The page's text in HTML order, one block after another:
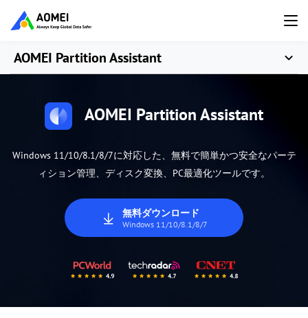
AOMEI Partition Assistant
AOMEI Partition Assistant
Windows 11/10/8.1/8/7に対応した、無料で簡単かつ安全なパーテ
ィション管理、ディスク変換、PC最適化ツールです。
無料ダウンロード
Windows 11/10/8.1/8/7